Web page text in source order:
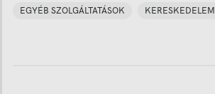
EGYÉB SZOLGÁLTATÁSOK KERESKEDELEM